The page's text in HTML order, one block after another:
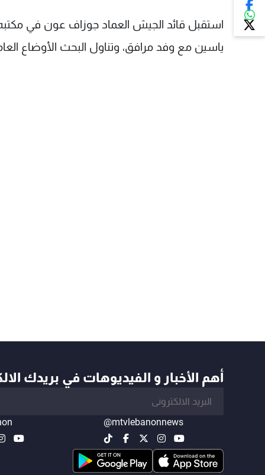
استقبل قائد الجيش العماد جوزاف عون في مكتبه
ياسين مع وفد مرافق، وتناول البحث الأوضاع
أهم الأخبار و الفيديوهات في بريدك
@mtvlebanonnews